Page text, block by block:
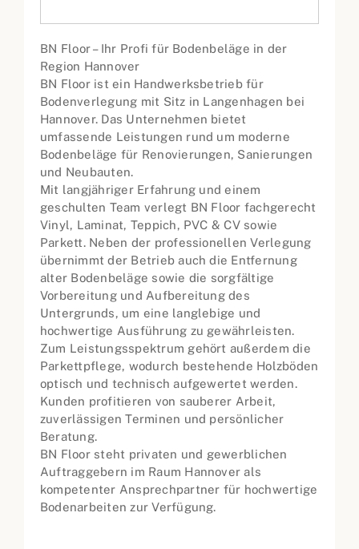
BN Floor – Ihr Profi für Bodenbeläge in der
Region Hannover
BN Floor ist ein Handwerksbetrieb für
Bodenverlegung mit Sitz in Langenhagen bei
Hannover. Das Unternehmen bietet
umfassende Leistungen rund um moderne
Bodenbeläge für Renovierungen, Sanierungen
und Neubauten.
Mit langjähriger Erfahrung und einem
geschulten Team verlegt BN Floor fachgerecht
Vinyl, Laminat, Teppich, PVC & CV sowie
Parkett. Neben der professionellen Verlegung
übernimmt der Betrieb auch die Entfernung
alter Bodenbeläge sowie die sorgfältige
Vorbereitung und Aufbereitung des
Untergrunds, um eine langlebige und
hochwertige Ausführung zu gewährleisten.
Zum Leistungsspektrum gehört außerdem die
Parkettpflege, wodurch bestehende Holzböden
optisch und technisch aufgewertet werden.
Kunden profitieren von sauberer Arbeit,
zuverlässigen Terminen und persönlicher
Beratung.
BN Floor steht privaten und gewerblichen
Auftraggebern im Raum Hannover als
kompetenter Ansprechpartner für hochwertige
Bodenarbeiten zur Verfügung.